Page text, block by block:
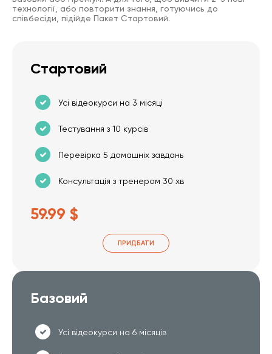
технології, або повторити знання, готуючись до
співбесіди, підійде Пакет Стартовий.
Стартовий
Усі відеокурси на 3 місяці
Тестування з 10 курсів
Перевірка 5 домашніх завдань
Консультація з тренером 30 хв
59.99 $
ПРИДБАТИ
Базовий
Усі відеокурси на 6 місяців